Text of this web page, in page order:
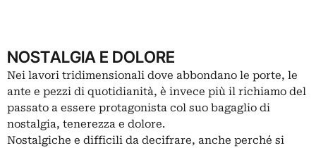
NOSTALGIA E DOLORE
Nei lavori tridimensionali dove abbondano le porte, le
ante e pezzi di quotidianità, è invece più il richiamo del
passato a essere protagonista col suo bagaglio di
nostalgia, tenerezza e dolore.
Nostalgiche e difficili da decifrare, anche perché si